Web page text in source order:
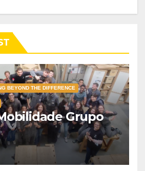
BEYOND THE DIFFERENCE
Grupo